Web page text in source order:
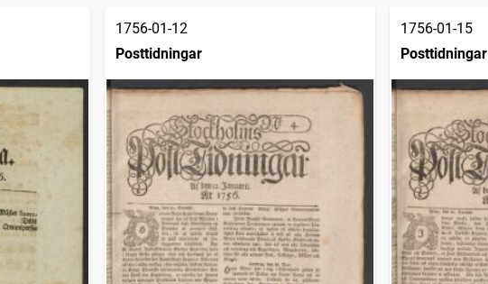
1756-01-12
Posttidningar
1756-01-15
Posttidningar